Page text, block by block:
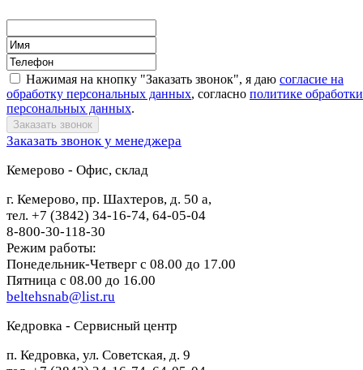
Нажимая на кнопку "Заказать звонок", я даю согласие на
обработку персональных данных, согласно политике обработки
персональных данных.
Заказать звонок у менеджера
Кемерово - Офис, склад
г. Кемерово, пр. Шахтеров, д. 50 а,
тел. +7 (3842) 34-16-74, 64-05-04
8-800-30-118-30
Режим работы:
Понедельник-Четверг с 08.00 до 17.00
Пятница с 08.00 до 16.00
beltehsnab@list.ru
Кедровка - Сервисный центр
п. Кедровка, ул. Советская, д. 9